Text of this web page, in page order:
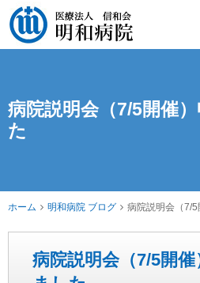
病院説明会（7/5開催
た
ホーム 明和病院 ブログ 病院説明会（7/
病院説明会（7/5開